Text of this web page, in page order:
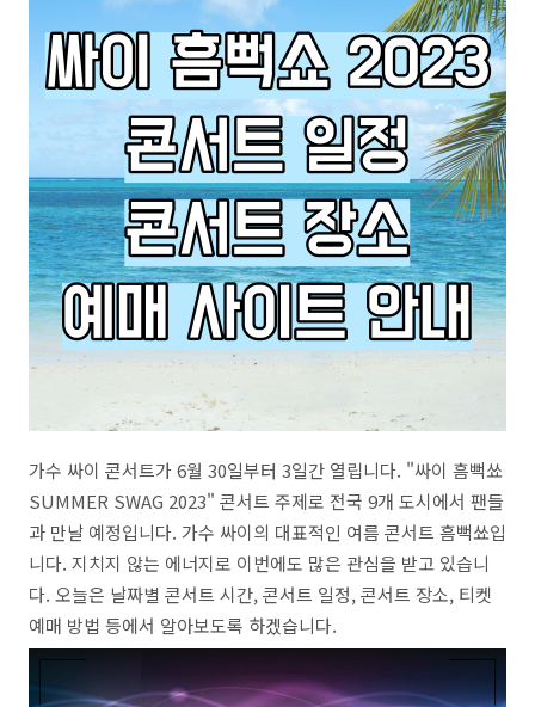
가수 싸이 콘서트가 6월 30일부터 3일간 열립니다. "싸이 흠뻑쑈
SUMMER SWAG 2023" 콘서트 주제로 전국 9개 도시에서 팬들
과 만날 예정입니다. 가수 싸이의 대표적인 여름 콘서트 흠뻑쑈입
니다. 지치지 않는 에너지로 이번에도 많은 관심을 받고 있습니
다. 오늘은 날짜별 콘서트 시간, 콘서트 일정, 콘서트 장소, 티켓
예매 방법 등에서 알아보도록 하겠습니다.